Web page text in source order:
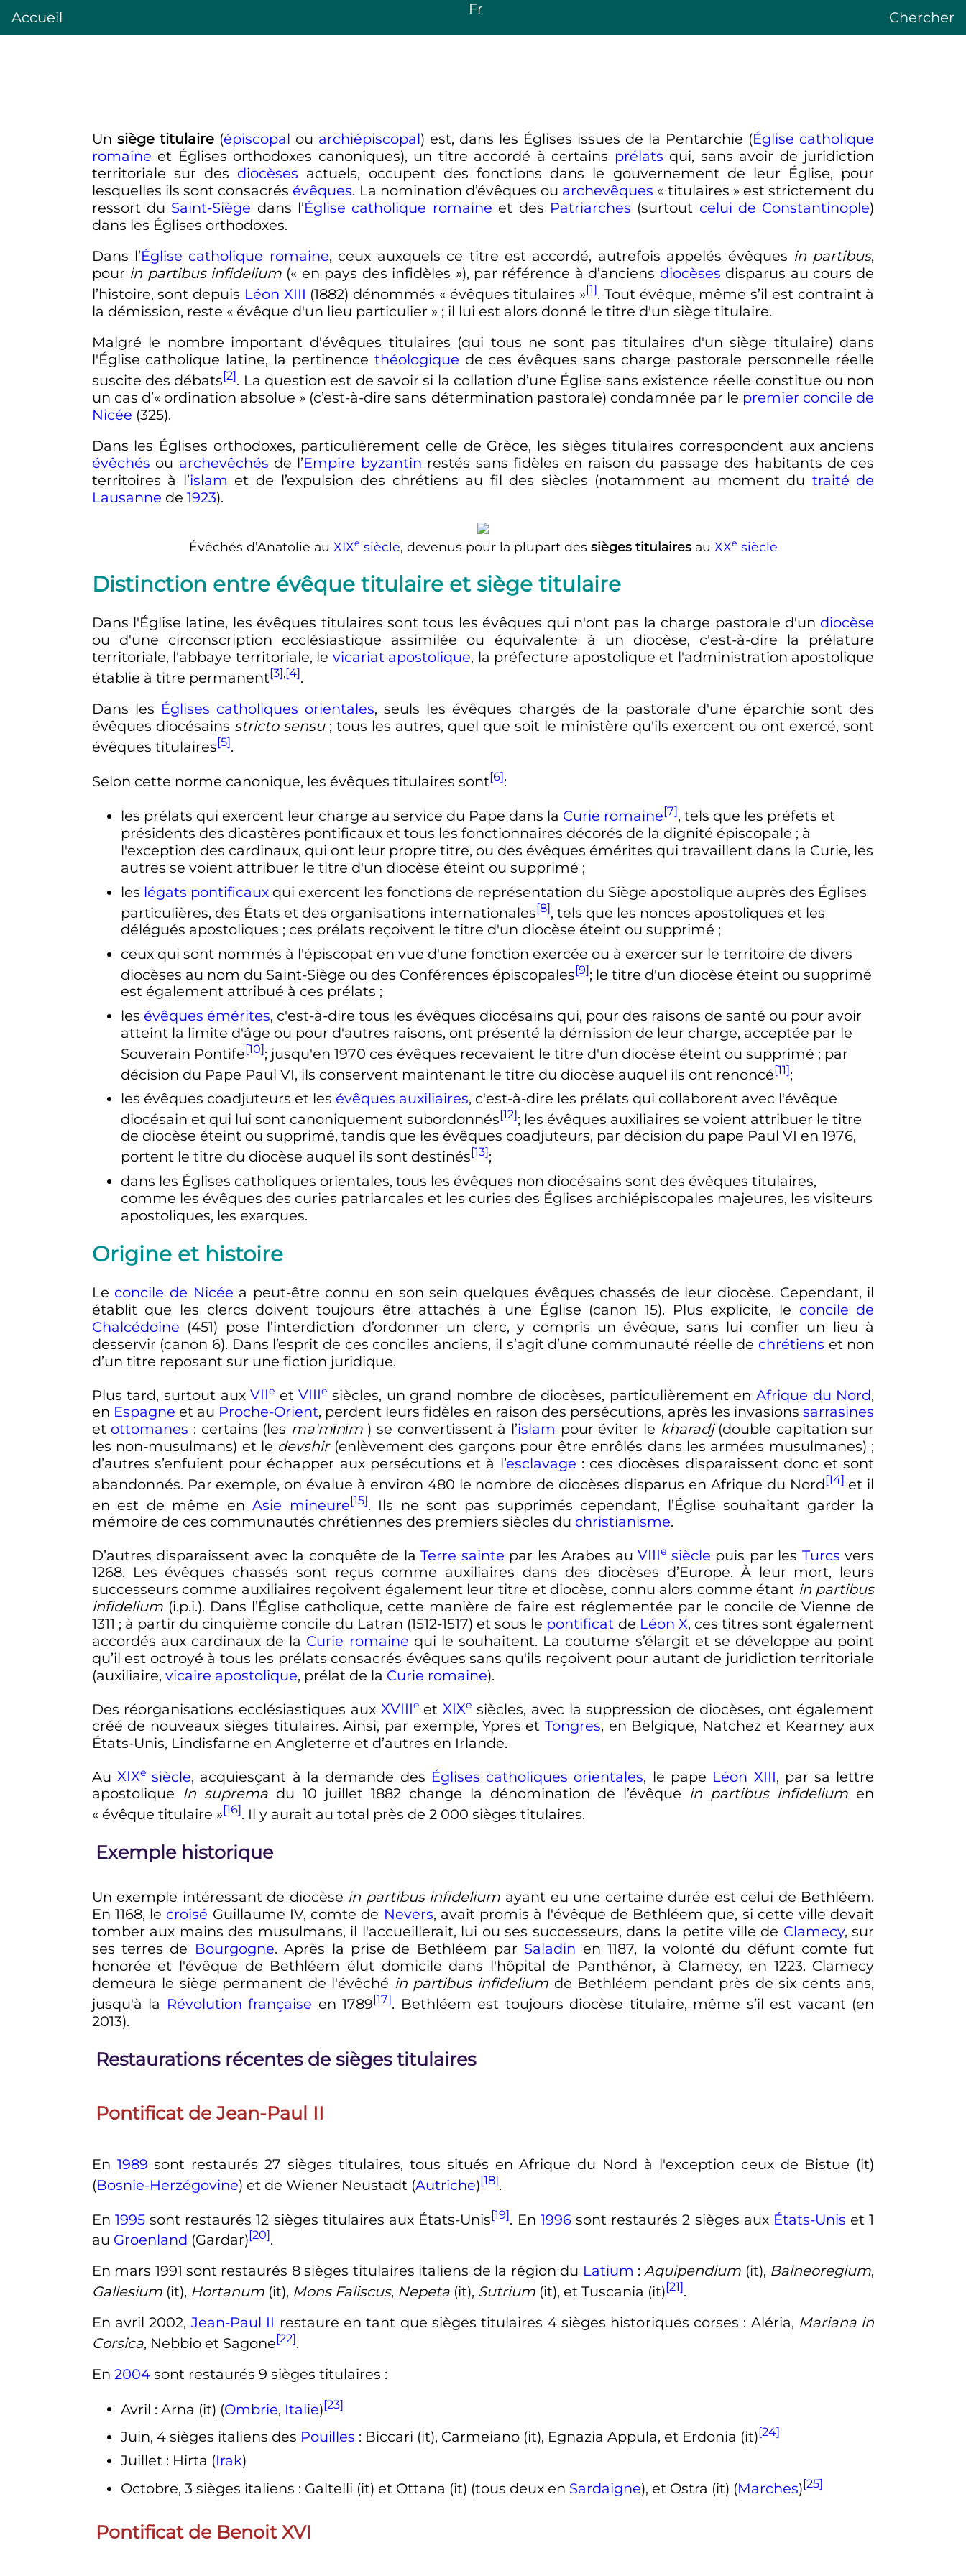
Accueil Fr Chercher
Un siège titulaire(épiscopal ou archiépiscopal) est, dans les Églises issues de la Pentarchie (Église catholique
romaine et Églises orthodoxes canoniques), un titre accordé à certains prélats qui, sans avoir de juridiction
territoriale sur des diocèses actuels, occupent des fonctions dans le gouvernement de leur Église, pour
lesquelles ils sont consacrés évêques. La nomination d’évêques ou archevêques « titulaires » est strictement du
ressort du Saint-Siège dans l’Église catholique romaine et des Patriarches (surtout celui de Constantinople)
dans les Églises orthodoxes.
Dans l’Église catholique romaine, ceux auxquels ce titre est accordé, autrefois appelés évêques in partibus,
pour in partibus infidelium(« en pays des infidèles »), par référence à d’anciens diocèses disparus au cours de
l’histoire, sont depuis Léon XIII (1882) dénommés « évêques titulaires »[1]. Tout évêque, même s’il est contraint à
la démission, reste « évêque d'un lieu particulier » ; il lui est alors donné le titre d'un siège titulaire.
Malgré le nombre important d'évêques titulaires (qui tous ne sont pas titulaires d'un siège titulaire) dans
l'Église catholique latine, la pertinence théologique de ces évêques sans charge pastorale personnelle réelle
suscite des débats[2]. La question est de savoir si la collation d’une Église sans existence réelle constitue ou non
un cas d’« ordination absolue » (c’est-à-dire sans détermination pastorale) condamnée par le premier concile de
Nicée (325).
Dans les Églises orthodoxes, particulièrement celle de Grèce, les sièges titulaires correspondent aux anciens
évêchés ou archevêchés de l’Empire byzantin restés sans fidèles en raison du passage des habitants de ces
territoires à l’islam et de l’expulsion des chrétiens au fil des siècles (notamment au moment du traité de
Lausanne de 1923).
Évêchés d’Anatolie au XIXe siècle, devenus pour la plupart des sièges titulairesau XXe siècle
Distinction entre évêque titulaire et siège titulaire
Dans l'Église latine, les évêques titulaires sont tous les évêques qui n'ont pas la charge pastorale d'un diocèse
ou d'une circonscription ecclésiastique assimilée ou équivalente à un diocèse, c'est-à-dire la prélature
territoriale, l'abbaye territoriale, le vicariat apostolique, la préfecture apostolique et l'administration apostolique
établie à titre permanent[3],[4].
Dans les Églises catholiques orientales, seuls les évêques chargés de la pastorale d'une éparchie sont des
évêques diocésains stricto sensu ; tous les autres, quel que soit le ministère qu'ils exercent ou ont exercé, sont
évêques titulaires[5].
Selon cette norme canonique, les évêques titulaires sont[6]:
les prélats qui exercent leur charge au service du Pape dans la Curie romaine[7], tels que les préfets et
présidents des dicastères pontificaux et tous les fonctionnaires décorés de la dignité épiscopale ; à
l'exception des cardinaux, qui ont leur propre titre, ou des évêques émérites qui travaillent dans la Curie, les
autres se voient attribuer le titre d'un diocèse éteint ou supprimé ;
les légats pontificauxqui exercent les fonctions de représentation du Siège apostolique auprès des Églises
particulières, des États et des organisations internationales[8], tels que les nonces apostoliques et les
délégués apostoliques ; ces prélats reçoivent le titre d'un diocèse éteint ou supprimé ;
ceux qui sont nommés à l'épiscopat en vue d'une fonction exercée ou à exercer sur le territoire de divers
diocèses au nom du Saint-Siège ou des Conférences épiscopales[9]; le titre d'un diocèse éteint ou supprimé
est également attribué à ces prélats ;
les évêques émérites, c'est-à-dire tous les évêques diocésains qui, pour des raisons de santé ou pour avoir
atteint la limite d'âge ou pour d'autres raisons, ont présenté la démission de leur charge, acceptée par le
Souverain Pontife[10]; jusqu'en 1970 ces évêques recevaient le titre d'un diocèse éteint ou supprimé ; par
décision du Pape Paul VI, ils conservent maintenant le titre du diocèse auquel ils ont renoncé[11];
les évêques coadjuteurs et les évêques auxiliaires, c'est-à-dire les prélats qui collaborent avec l'évêque
diocésain et qui lui sont canoniquement subordonnés[12]; les évêques auxiliaires se voient attribuer le titre
de diocèse éteint ou supprimé, tandis que les évêques coadjuteurs, par décision du pape Paul VI en 1976,
portent le titre du diocèse auquel ils sont destinés[13];
dans les Églises catholiques orientales, tous les évêques non diocésains sont des évêques titulaires,
comme les évêques des curies patriarcales et les curies des Églises archiépiscopales majeures, les visiteurs
apostoliques, les exarques.
Origine et histoire
Le concile de Nicée a peut-être connu en son sein quelques évêques chassés de leur diocèse. Cependant, il
établit que les clercs doivent toujours être attachés à une Église (canon 15). Plus explicite, le concile de
Chalcédoine (451) pose l’interdiction d’ordonner un clerc, y compris un évêque, sans lui confier un lieu à
desservir (canon 6). Dans l’esprit de ces conciles anciens, il s’agit d’une communauté réelle de chrétiens et non
d’un titre reposant sur une fiction juridique.
Plus tard, surtout auxVIIe et VIIIe siècles, un grand nombre de diocèses, particulièrement enAfrique du Nord,
en Espagne et au Proche-Orient, perdent leurs fidèles en raison des persécutions, après les invasionssarrasines
et ottomanes : certains (les ma'mīnīm ) se convertissent à l’islam pour éviter le kharadj(double capitation sur
les non-musulmans) et le devshir(enlèvement des garçons pour être enrôlés dans les armées musulmanes) ;
d’autres s’enfuient pour échapper aux persécutions et à l’esclavage : ces diocèses disparaissent donc et sont
abandonnés. Par exemple, on évalue à environ 480 le nombre de diocèses disparus en Afrique du Nord[14] et il
en est de même enAsie mineure[15]. Ils ne sont pas supprimés cependant, l’Église souhaitant garder la
mémoire de ces communautés chrétiennes des premiers siècles du christianisme.
D’autres disparaissent avec la conquête de laTerre sainte par les Arabes auVIIIe siècle puis par les Turcs vers
1268. Les évêques chassés sont reçus comme auxiliaires dans des diocèses d’Europe. À leur mort, leurs
successeurs comme auxiliaires reçoivent également leur titre et diocèse, connu alors comme étant in partibus
infidelium(i.p.i.). Dans l’Église catholique, cette manière de faire est réglementée par le concile de Vienne de
1311 ; à partir du cinquième concile du Latran (1512-1517) et sous le pontificat de Léon X, ces titres sont également
accordés aux cardinaux de la Curie romaine qui le souhaitent. La coutume s’élargit et se développe au point
qu’il est octroyé à tous les prélats consacrés évêques sans qu'ils reçoivent pour autant de juridiction territoriale
(auxiliaire, vicaire apostolique, prélat de la Curie romaine).
Des réorganisations ecclésiastiques aux XVIIIe et XIXe siècles, avec la suppression de diocèses, ont également
créé de nouveaux sièges titulaires. Ainsi, par exemple, Ypres et Tongres, en Belgique, Natchez et Kearney aux
États-Unis, Lindisfarne en Angleterre et d’autres en Irlande.
Au XIXesiècle, acquiesçant à la demande des Églises catholiques orientales, le pape Léon XIII, par sa lettre
apostolique In supremadu 10 juillet 1882change la dénomination de l’évêque in partibus infidelium en
« évêque titulaire »[16]. Il y aurait au total près de 2 000 sièges titulaires.
Exemple historique
Un exemple intéressant de diocèse in partibus infidelium ayant eu une certaine durée est celui de Bethléem.
En 1168, le croisé Guillaume IV, comte de Nevers, avait promis à l'évêque de Bethléem que, si cette ville devait
tomber aux mains des musulmans, il l'accueillerait, lui ou ses successeurs, dans la petite ville de Clamecy, sur
ses terres de Bourgogne. Après la prise de Bethléem par Saladin en 1187, la volonté du défunt comte fut
honorée et l'évêque de Bethléem élut domicile dans l'hôpital de Panthénor, à Clamecy, en 1223. Clamecy
demeura le siège permanent de l'évêché in partibus infidelium de Bethléem pendant près de six cents ans,
jusqu'à la Révolution française en 1789[17]. Bethléem est toujours diocèse titulaire, même s’il est vacant (en
2013).
Restaurations récentes de sièges titulaires
Pontificat de Jean-Paul II
En 1989 sont restaurés 27 sièges titulaires, tous situés en Afrique du Nord à l'exception ceux de Bistue (it)
(Bosnie-Herzégovine) et de Wiener Neustadt (Autriche)[18].
En 1995sont restaurés 12 sièges titulaires aux États-Unis[19]. En 1996sont restaurés 2 sièges aux États-Unis et 1
au Groenland (Gardar)[20].
En mars 1991 sont restaurés 8 sièges titulaires italiens de la région du Latium :Aquipendium (it), Balneoregium,
Gallesium (it), Hortanum (it), Mons Faliscus, Nepeta (it), Sutrium (it), et Tuscania (it)[21].
En avril 2002, Jean-Paul II restaure en tant que sièges titulaires 4 sièges historiques corses : Aléria, Mariana in
Corsica, Nebbio et Sagone[22].
En 2004sont restaurés 9 sièges titulaires :
Avril : Arna (it) (Ombrie, Italie)[23]
Juin, 4 sièges italiens des Pouilles : Biccari (it), Carmeiano (it), Egnazia Appula, et Erdonia (it)[24]
Juillet : Hirta (Irak)
Octobre, 3 sièges italiens : Galtelli (it) et Ottana (it) (tous deux en Sardaigne), et Ostra (it) (Marches)[25]
Pontificat de Benoit XVI